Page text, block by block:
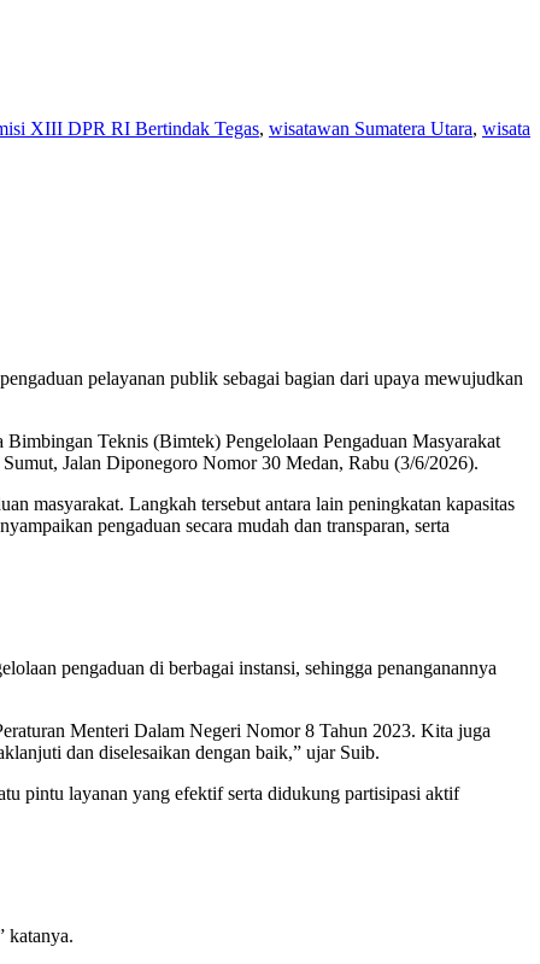
XIII DPR RI Bertindak Tegas, wisatawan Sumatera Utara, wisata
pelayanan publik sebagai bagian dari upaya mewujudkan
Teknis (Bimtek) Pengelolaan Pengaduan Masyarakat
Jalan Diponegoro Nomor 30 Medan, Rabu (3/6/2026).
masyarakat. Langkah tersebut antara lain peningkatan kapasitas
pengaduan secara mudah dan transparan, serta
pengaduan di berbagai instansi, sehingga penanganannya
Menteri Dalam Negeri Nomor 8 Tahun 2023. Kita juga
dan diselesaikan dengan baik,” ujar Suib.
pintu layanan yang efektif serta didukung partisipasi aktif
katanya.